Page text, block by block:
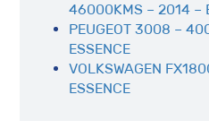
46000KMS – 2014 –
PEUGEOT 3008 –
ESSENCE
VOLKSWAGEN
ESSENCE